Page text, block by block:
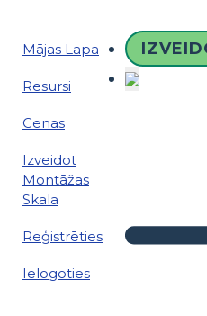
Mājas Lapa
Resursi
Cenas
Izveidot
Montāžas
Skala
Reģistrēties
Ielogoties